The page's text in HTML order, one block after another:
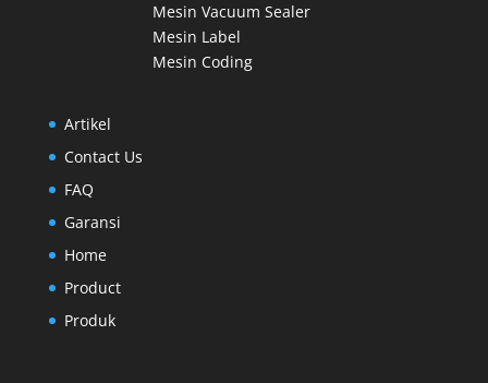
Mesin Vacuum Sealer
Mesin Label
Mesin Coding
Artikel
Contact Us
FAQ
Garansi
Home
Product
Produk